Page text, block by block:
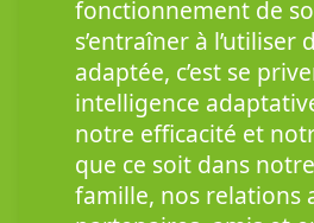
fonctionnement de
s’entraîner à l’utiliser
adaptée, c’est se
intelligence
notre efficacité et
que ce soit dans
famille, nos relations